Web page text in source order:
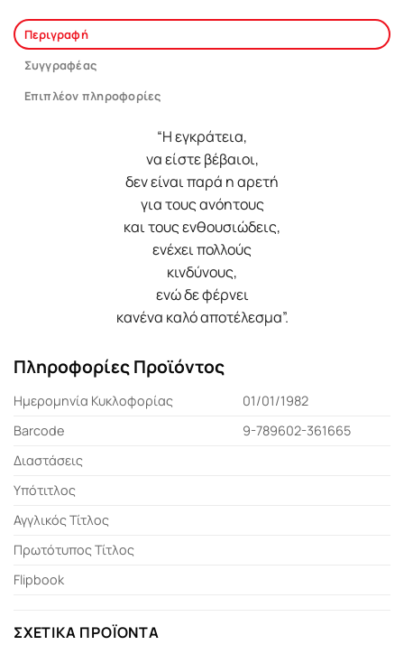
Περιγραφή
Συγγραφέας
Επιπλέον πληροφορίες
“Η εγκράτεια,
να είστε βέβαιοι,
δεν είναι παρά η αρετή
για τους ανόητους
και τους ενθουσιώδεις,
ενέχει πολλούς
κινδύνους,
ενώ δε φέρνει
κανένα καλό αποτέλεσμα”.
Πληροφορίες Προϊόντος
Ημερομηνία Κυκλοφορίας
01/01/1982
Barcode
9-789602-361665
Διαστάσεις
Υπότιτλος
Αγγλικός Τίτλος
Πρωτότυπος Τίτλος
Flipbook
ΣΧΕΤΙΚΆ ΠΡΟΪΌΝΤΑ